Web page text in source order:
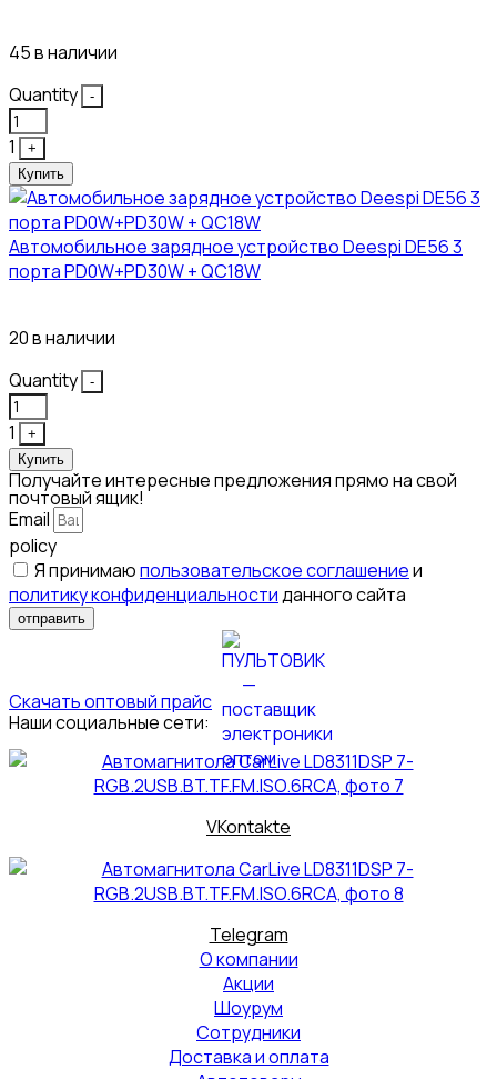
45 в наличии
Quantity
-
1
+
Купить
Автомобильное зарядное устройство Deespi DE56 3
порта PD0W+PD30W + QC18W
20 в наличии
Quantity
-
1
+
Купить
Получайте интересные предложения прямо на свой
почтовый ящик!
Email
policy
Я принимаюпользовательское соглашениеи
политику конфиденциальностиданного сайта
отправить
Скачать оптовый прайс
Наши социальные сети:
VKontakte
Telegram
О компании
Акции
Шоурум
Сотрудники
Доставка и оплата